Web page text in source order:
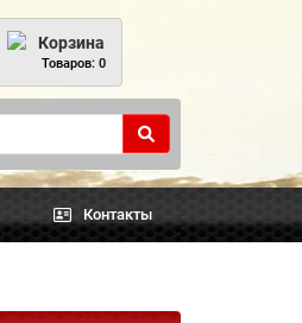
Корзина
Товаров: 0
Контакты